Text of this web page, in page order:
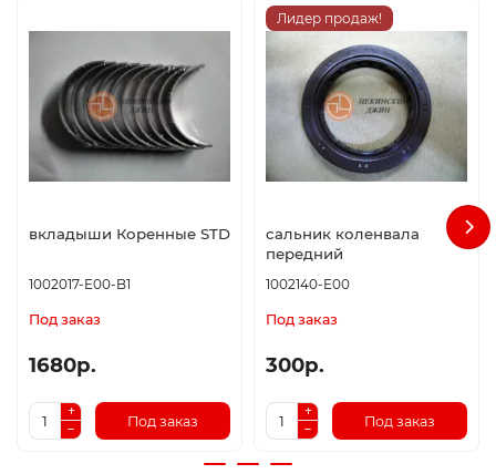
вкладыши Коренные STD
1002017-E00-B1
Под заказ
1680р.
Под заказ
Лидер продаж!
сальник коленвала
передний
1002140-E00
Под заказ
300р.
Под заказ